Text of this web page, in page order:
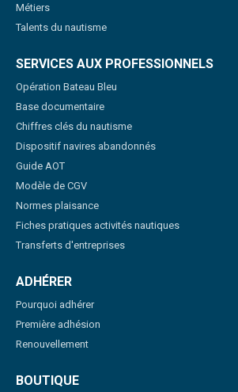
Métiers
Talents du nautisme
SERVICES AUX PROFESSIONNELS
Opération Bateau Bleu
Base documentaire
Chiffres clés du nautisme
Dispositif navires abandonnés
Guide AOT
Modèle de CGV
Normes plaisance
Fiches pratiques activités nautiques
Transferts d'entreprises
ADHÉRER
Pourquoi adhérer
Première adhésion
Renouvellement
BOUTIQUE